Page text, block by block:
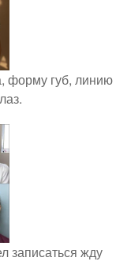
форму губ, линию
записаться жду